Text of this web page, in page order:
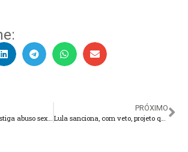
Polícia Federal investiga abuso sexual infantojuvenil em Teresópolis
PRÓXIMO
Lula sanciona, com veto, projeto que proíbe saidinha de presos